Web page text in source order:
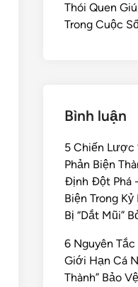
Thói Quen
Trong Cuộc
Bình luận
5 Chiến Lược
Phản Biện
Định Đột Phá
Biện Trong
Bị “Dắt Mũi”
6 Nguyên Tắc
Giới Hạn Cá
Thành” Bảo